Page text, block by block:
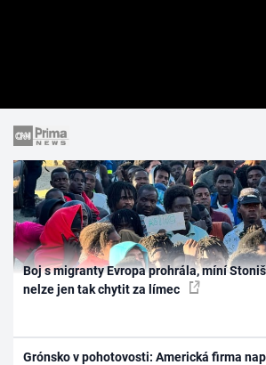
Boj s migranty Evropa prohrála, míní
nelze jen tak chytit za límec
Grónsko v pohotovosti: Americká firma